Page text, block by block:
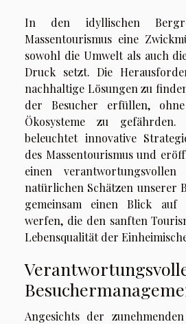
In den idyllischen
Massentourismus eine
sowohl die Umwelt als auch
Druck setzt. Die
nachhaltige Lösungen zu
der Besucher erfüllen,
Ökosysteme zu gefährden.
beleuchtet innovative
des Massentourismus und
einen
natürlichen Schätzen unserer
gemeinsam einen Blick auf
werfen, die den sanften
Lebensqualität der
Angesichts der